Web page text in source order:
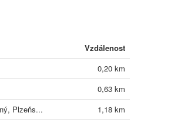
Vzdálenost
0,20 km
0,63 km
Plzeňs...
1,18 km